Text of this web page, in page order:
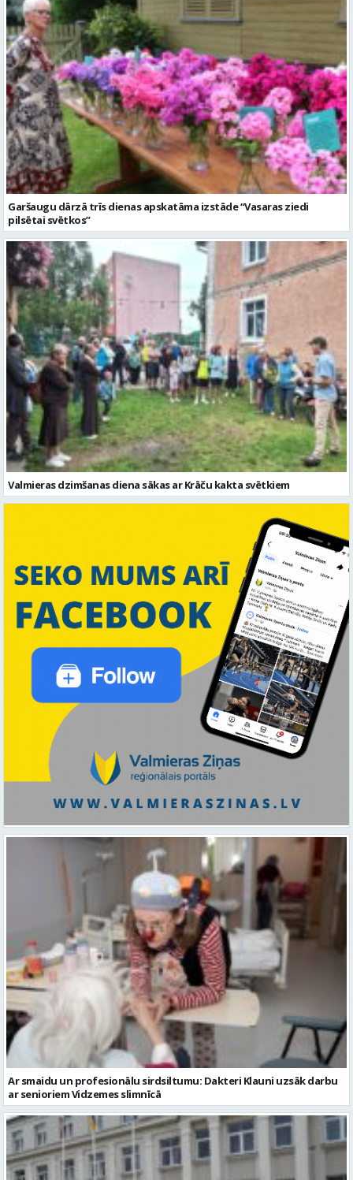
Garšaugu dārzā trīs dienas apskatāma izstāde “Vasaras ziedi
pilsētai svētkos”
Valmieras dzimšanas diena sākas ar Krāču kakta svētkiem
Ar smaidu un profesionālu sirdsiltumu: Dakteri Klauni uzsāk darbu
ar senioriem Vidzemes slimnīcā